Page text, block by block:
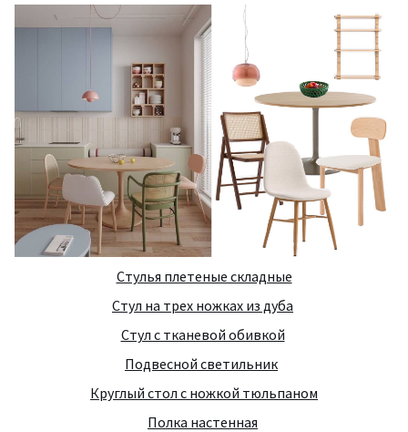
Стулья плетеные складные
Стул на трех ножках из дуба
Стул с тканевой обивкой
Подвесной светильник
Круглый стол с ножкой тюльпаном
Полка настенная